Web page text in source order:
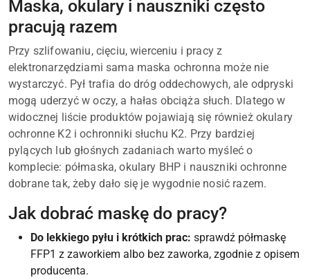
Maska, okulary i nauszniki często
pracują razem
Przy szlifowaniu, cięciu, wierceniu i pracy z
elektronarzędziami sama maska ochronna może nie
wystarczyć. Pył trafia do dróg oddechowych, ale odpryski
mogą uderzyć w oczy, a hałas obciąża słuch. Dlatego w
widocznej liście produktów pojawiają się również okulary
ochronne K2 i ochronniki słuchu K2. Przy bardziej
pylących lub głośnych zadaniach warto myśleć o
komplecie: półmaska, okulary BHP i nauszniki ochronne
dobrane tak, żeby dało się je wygodnie nosić razem.
Jak dobrać maskę do pracy?
Do lekkiego pyłu i krótkich prac: sprawdź półmaskę
FFP1 z zaworkiem albo bez zaworka, zgodnie z opisem
producenta.